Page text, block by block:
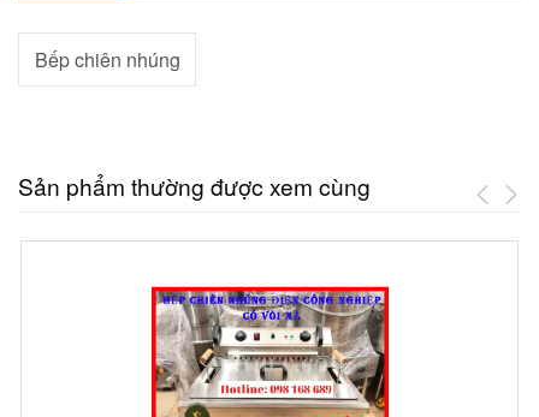
Bếp chiên nhúng
Sản phẩm thường được xem cùng